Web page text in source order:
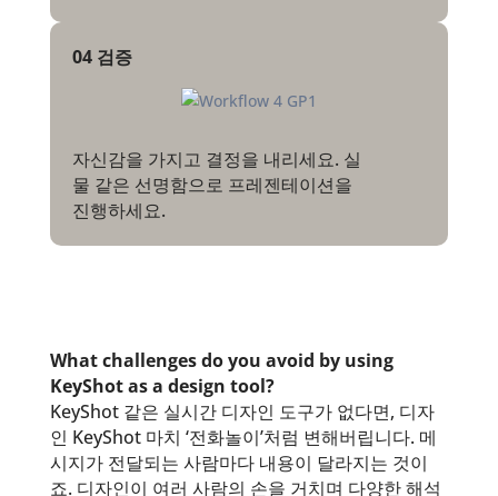
04 검증
자신감을 가지고 결정을 내리세요. 실
물 같은 선명함으로 프레젠테이션을
진행하세요.
What challenges do you avoid by using
KeyShot as a design tool?
KeyShot 같은 실시간 디자인 도구가 없다면, 디자
인 KeyShot 마치 ‘전화놀이’처럼 변해버립니다. 메
시지가 전달되는 사람마다 내용이 달라지는 것이
죠. 디자인이 여러 사람의 손을 거치며 다양한 해석